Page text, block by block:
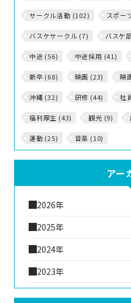
サークル活動 (102) スポー
バスケサークル (7) バスケ
中途 (56) 中途採用 (41)
新卒 (68) 映画 (23) 映
沖縄 (32) 研修 (44) 社
福利厚生 (43) 観光 (9)
運動 (25) 音楽 (10)
アー
2026年
2025年
2024年
2023年